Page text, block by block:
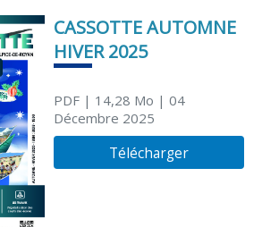
CASSOTTE AUTOMNE
HIVER 2025
PDF| 14,28 Mo | 04
Décembre 2025
Télécharger